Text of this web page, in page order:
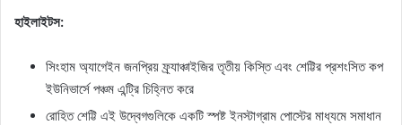
হাইলাইটস:
সিংহাম অ্যাগেইন জনপ্রিয় ফ্র্যাঞ্চাইজির তৃতীয় কিস্তি এবং শেট্টির প্রশংসিত কপ
ইউনিভার্সে পঞ্চম এন্ট্রি চিহ্নিত করে
রোহিত শেট্টি এই উদ্বেগগুলিকে একটি স্পষ্ট ইনস্টাগ্রাম পোস্টের মাধ্যমে সমাধান